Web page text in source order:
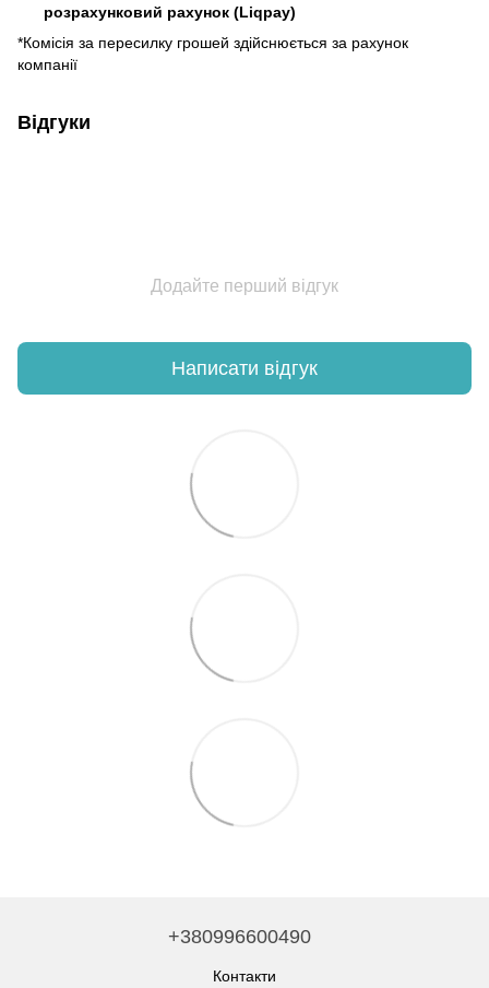
розрахунковий рахунок (Liqpay)
*Комісія за пересилку грошей здійснюється за рахунок
компанії
Відгуки
Додайте перший відгук
Написати відгук
+380996600490
Контакти